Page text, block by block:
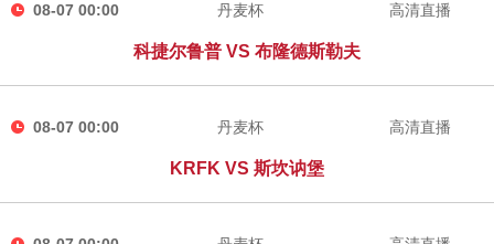
08-07 00:00 丹麦杯
科捷尔鲁普 VS 布隆德斯勒夫
高清直播
08-07 00:00 丹麦杯
KRFK VS 斯坎讷堡
高清直播